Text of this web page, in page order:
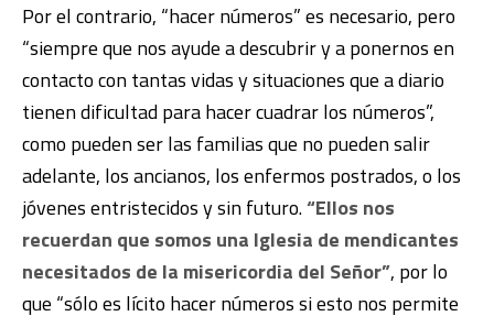
Por el contrario, “hacer números” es necesario, pero
“siempre que nos ayude a descubrir y a ponernos en
contacto con tantas vidas y situaciones que a diario
tienen dificultad para hacer cuadrar los números”,
como pueden ser las familias que no pueden salir
adelante, los ancianos, los enfermos postrados, o los
jóvenes entristecidos y sin futuro.“Ellos nos
recuerdan que somos una Iglesia de mendicantes
necesitados de la misericordia del Señor”, por lo
que “sólo es lícito hacer números si esto nos permite